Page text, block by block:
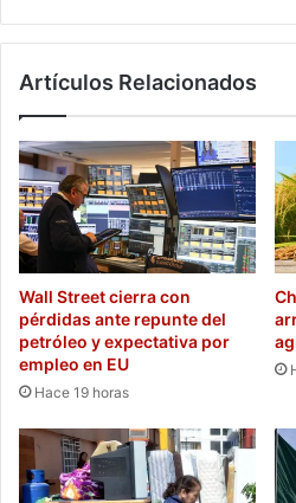
Artículos Relacionados
Wall Street cierra con
pérdidas ante repunte del
petróleo y expectativa por
empleo en EU
Hace 19 horas